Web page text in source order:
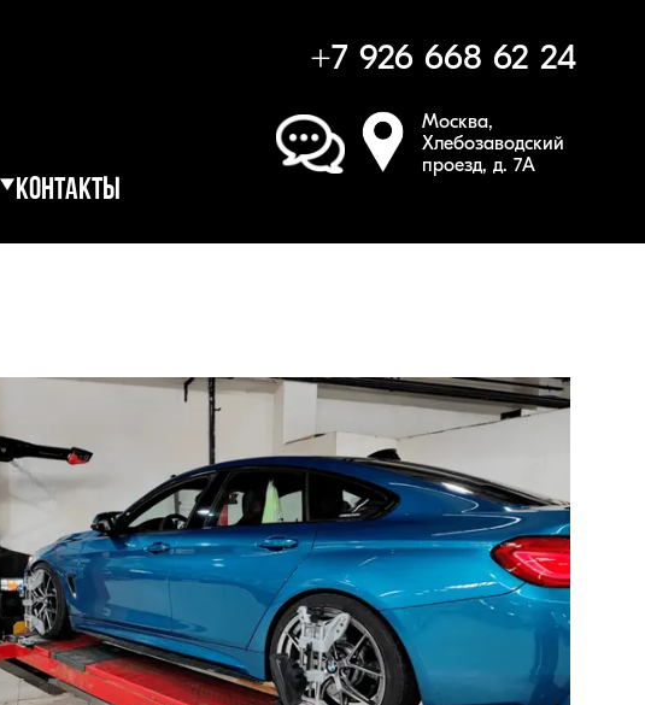
КОНТАКТЫ
Москва,
Хлебозаводский
проезд, д. 7А
+7 926 668 62 24